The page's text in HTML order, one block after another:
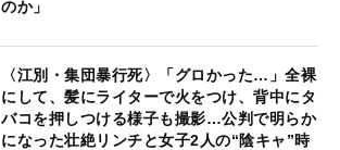
のか」
〈江別・集団暴行死〉「グロかった…」全裸
にして、髪にライターで火をつけ、背中にタ
バコを押しつける様子も撮影…公判で明らか
になった壮絶リンチと女子2人の“陰キャ”時